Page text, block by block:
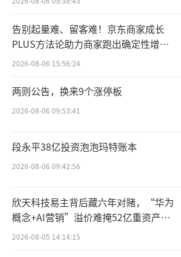
Lululemon国际业务执行
strini表示，“预计2026财年，
Lululemon全球第二大市场，开
场，进一步释放增长潜力，
结。”
不过，中国市场也是竞争
一，靠着面向高知群体贩卖生
mon，随着流量和覆盖率到达
不探寻另一条增长路径。
去年开始，Lululemon开
告别起量难、留客难！京东商家成长
PLUS方法论助力商家跑出确定性增长
路径
2026-08-06 15:56:24
两则公告，换来9个涨停板
2026-08-06 09:53:41
段永平38亿投资泡泡玛特账本
2026-08-06 09:42:56
欣天科技易主背后藏六年对赌，“华为
概念+AI营销”溢价难掩52亿重资产考
验
2026-08-05 14:14:15